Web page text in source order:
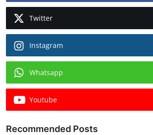
Twitter
Instagram
Whatsapp
Youtube
Recommended Posts